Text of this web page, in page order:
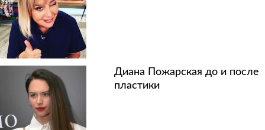
Диана Пожарская до и после
пластики